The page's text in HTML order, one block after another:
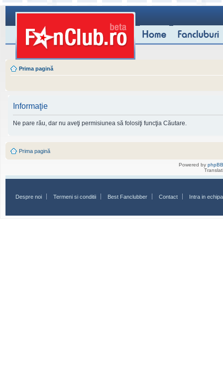
Prima pagină
Informaţie
Ne pare rău, dar nu aveţi permisiunea să folosiţi funcţia Căutare.
Prima pagină
Powered by phpBB
Despre noi Termeni si conditii Best Fanclubber Contact Intra in